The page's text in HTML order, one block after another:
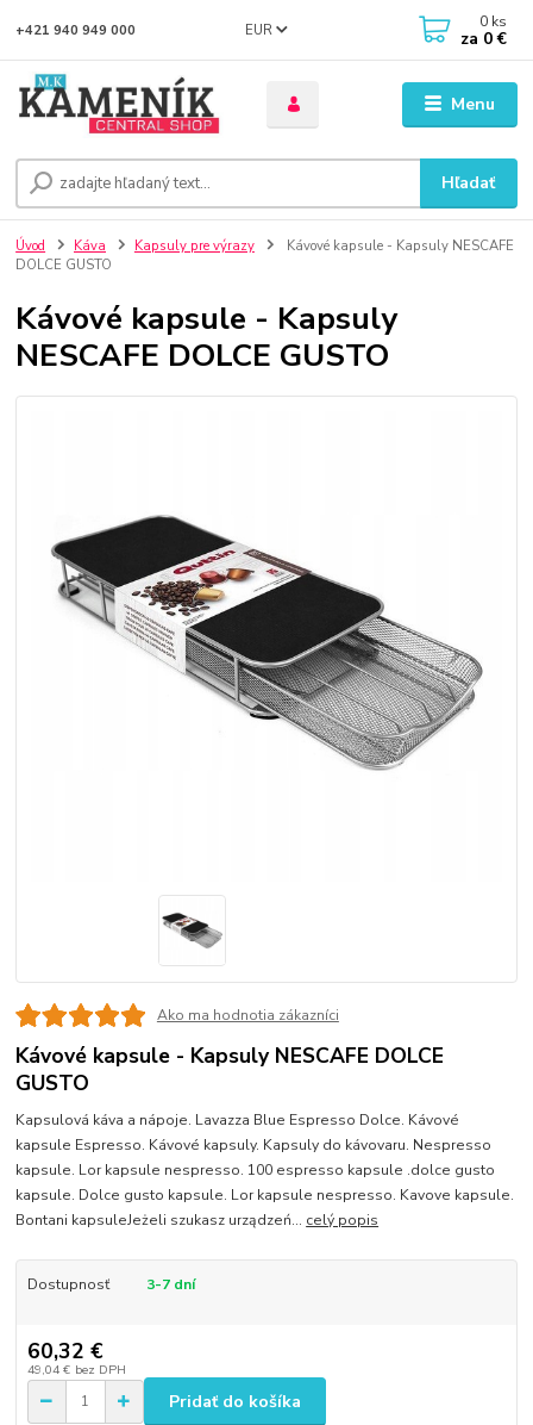
Menu
EUR
Hľadať
+421 940 949 000 0 ks
za 0 €
Úvod Káva Kapsuly pre výrazy
Kávové kapsule - Kapsuly NESCAFE
DOLCE GUSTO
Kávové kapsule - Kapsuly
NESCAFE DOLCE GUSTO
Ako ma hodnotia zákazníci
Kávové kapsule - Kapsuly NESCAFE DOLCE
GUSTO
Kapsulová káva a nápoje. Lavazza Blue Espresso Dolce. Kávové
kapsule Espresso. Kávové kapsuly. Kapsuly do kávovaru. Nespresso
kapsule. Lor kapsule nespresso. 100 espresso kapsule .dolce gusto
kapsule. Dolce gusto kapsule. Lor kapsule nespresso. Kavove kapsule.
Bontani kapsuleJeżeli szukasz urządzeń... celý popis
Dostupnosť 3-7 dní
60,32 €
49,04 € bez DPH
Pridať do košíka